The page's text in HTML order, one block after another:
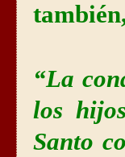
“La
los
Santo